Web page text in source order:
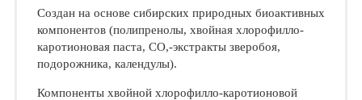
Создан на основе сибирских природных биоактивных
компонентов (полипренолы, хвойная хлорофилло-
каротионовая паста, СО,-экстракты зверобоя,
подорожника, календулы).
Компоненты хвойной хлорофилло-каротионовой